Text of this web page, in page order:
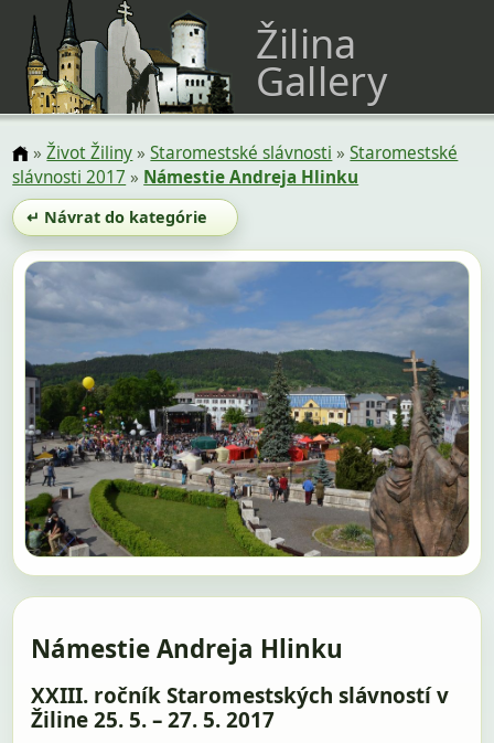
Žilina
Gallery
»Život Žiliny»Staromestské slávnosti »Staromestské
slávnosti 2017 » Námestie Andreja Hlinku
↵ Návrat do kategórie
Námestie Andreja Hlinku
XXIII. ročník Staromestských slávností v
Žiline 25. 5. – 27. 5. 2017